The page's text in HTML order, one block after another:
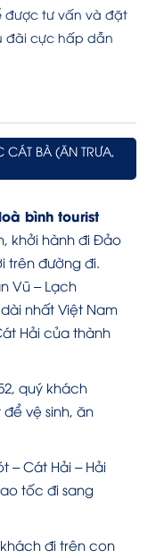
được tư vấn và đặt
đãi cực hấp dẫn
BÀ (ĂN TRƯA,
bình tourist
khởi hành đi Đảo
trên đường đi.
Vũ – Lạch
nhất Việt Nam
Hải của thành
quý khách
vệ sinh, ăn
– Cát Hải – Hải
tốc đi sang
đi trên con